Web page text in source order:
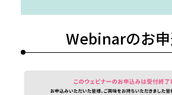
Webinarのお